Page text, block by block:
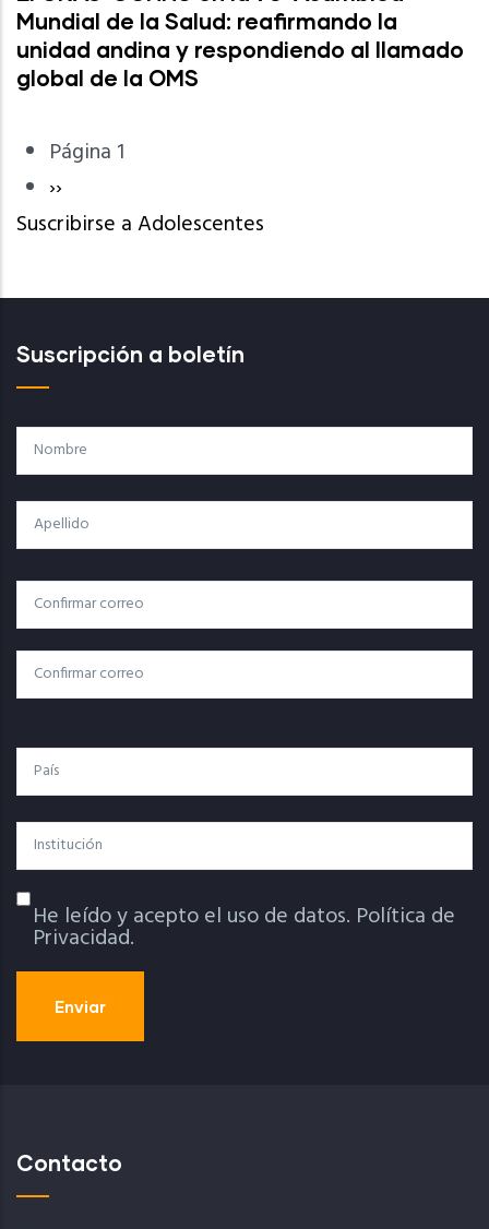
Mundial de la Salud: reafirmando la
unidad andina y respondiendo al llamado
global de la OMS
Paginación
Página 1
Siguiente
página
››
Suscribirse a Adolescentes
Suscripción a boletín
Nombre
Apellido
Correo
Electrónico
Correo Electrónico
Confirmar Correo
País
Institución
Política De Privacidad
He leído y acepto el uso de datos. Política de
Privacidad.
Contacto